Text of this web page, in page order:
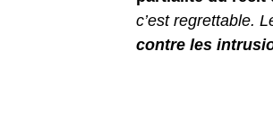
c’est regrettable.
contre les